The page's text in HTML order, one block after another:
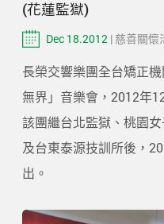
(花蓮監獄)
Dec 18.2012 | 慈善關懷
長榮交響樂團全台矯正
無界」音樂會，2012年
該團繼台北監獄、桃園
及台東泰源技訓所後，
出。